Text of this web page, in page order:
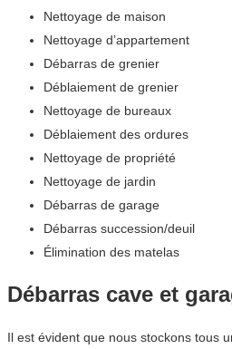
Nettoyage de maison
Nettoyage d’appartement
Débarras de grenier
Déblaiement de grenier
Nettoyage de bureaux
Déblaiement des ordures
Nettoyage de propriété
Nettoyage de jardin
Débarras de garage
Débarras succession/deuil
Élimination des matelas
Débarras cave et
Il est évident que nous stockons tous